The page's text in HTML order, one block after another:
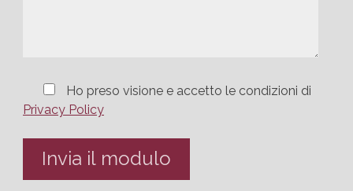
Ho preso visione e accetto le condizioni di
Privacy Policy